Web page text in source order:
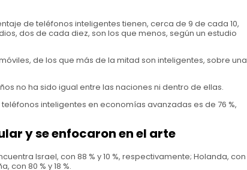
de teléfonos inteligentes tienen, cerca de 9 de cada 10,
dos de cada diez, son los que menos, según un estudio
de los que más de la mitad son inteligentes, sobre una
no ha sido igual entre las naciones ni dentro de ellas.
inteligentes en economías avanzadas es de 76 %,
y se enfocaron en el arte
Israel, con 88 % y 10 %, respectivamente; Holanda, con
con 80 % y 18 %.